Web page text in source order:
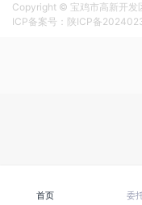
Copyright © 宝鸡市高新开发
ICP备案号：陕ICP备
首页 委